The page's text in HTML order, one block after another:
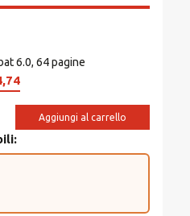
6.0, 64 pagine
Il
attuale
€ 4,74.
Aggiungi al carrello